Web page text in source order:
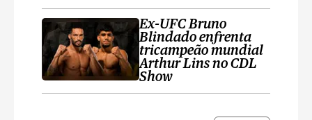
Ex-UFC Bruno
Blindado enfrenta
tricampeão mundial
Arthur Lins no CDL
Show